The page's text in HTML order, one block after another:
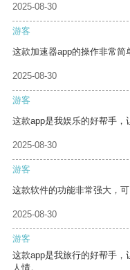
2025-08-30
游客
这款加速器app的操作非常简
2025-08-30
游客
这款app是我娱乐的好帮手，
2025-08-30
游客
这款软件的功能非常强大，
2025-08-30
游客
这款app是我旅行的好帮手
人情。